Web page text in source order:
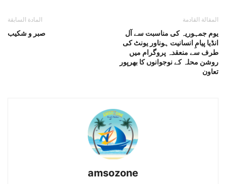
المادة السابقة
صبر و شکیب
المقالة القادمة
یوم جمہوریہ کی مناسبت سے آل
انڈیا پیامِ انسانیت ہوناور یونٹ کی
طرف سے منعقدہ پروگرام میں
روشن محلہ کے نوجوانوں کا بھرپور
تعاون
amsozone